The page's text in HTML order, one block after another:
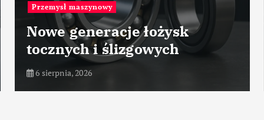
Historia firmy Mercedes-
Benz Group – motoryzacja,
przemysł maszynowy
6 sierpnia, 2026